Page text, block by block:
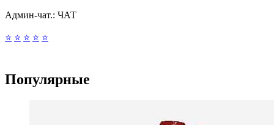
Админ-чат.: ЧАТ
⭐ ⭐ ⭐ ⭐ ⭐
Популярные